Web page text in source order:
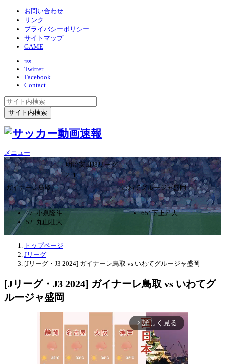
お問い合わせ
リンク
プライバシーポリシー
サイトマップ
GAME
rss
Twitter
Facebook
Contact
メニュー
明治安田J3リーグ
2ｰ1
ガイナーレ鳥取
いわてグルージャ盛岡
47’ 小泉隆斗
52’ 丸山壮大
65’ 下上昇大
トップページ
Jリーグ
[Jリーグ・J3 2024] ガイナーレ鳥取 vs いわてグルージャ盛岡
[Jリーグ・J3 2024] ガイナーレ鳥取 vs いわてグ
ルージャ盛岡
arrow_forward_ios 詳しく見る